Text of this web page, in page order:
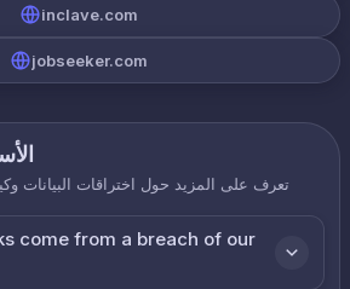
inclave.com
jobseeker.com
تعرف على المزيد حول اختراقات البيانات
come from a breach of our